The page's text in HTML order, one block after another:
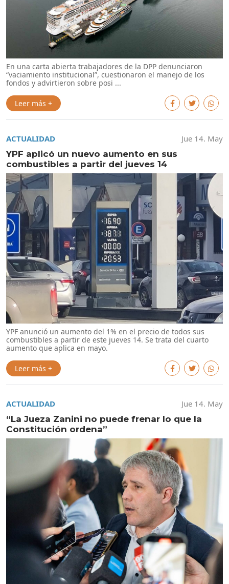
En una carta abierta trabajadores de la DPP denunciaron
“vaciamiento institucional”, cuestionaron el manejo de los
fondos y advirtieron sobre posi ...
Leer más +
ACTUALIDAD
Jue 14. May
YPF aplicó un nuevo aumento en sus
combustibles a partir del jueves 14
YPF anunció un aumento del 1% en el precio de todos sus
combustibles a partir de este jueves 14. Se trata del cuarto
aumento que aplica en mayo.
Leer más +
ACTUALIDAD
Jue 14. May
“La Jueza Zanini no puede frenar lo que la
Constitución ordena”